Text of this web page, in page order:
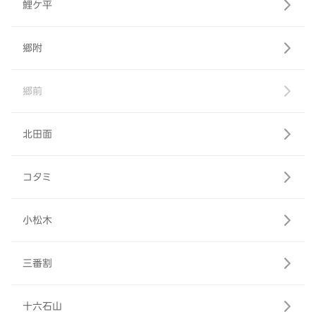
鯉ケ平
郷附
郷前
北田面
コタミ
小松木
三番割
十六石山